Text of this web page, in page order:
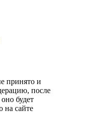
принято и
после
будет
на сайте